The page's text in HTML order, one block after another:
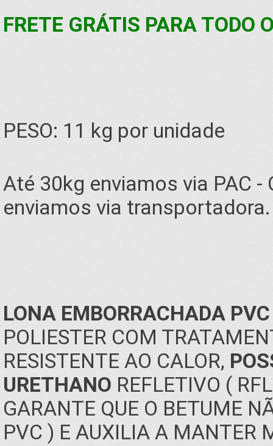
FRETE GRÁTIS PARA TODO
PESO: 11 kg por unidade
Até 30kg enviamos via PAC -
enviamos via transportadora.
LONA EMBORRACHADA
POLIESTER COM
RESISTENTE AO CALOR,
URETHANO REFLETIVO (
GARANTE QUE O BETUME
PVC ) E AUXILIA A MANTER